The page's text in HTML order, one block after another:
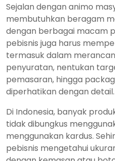
Sejalan dengan animo
membutuhkan beragam
dengan berbagai macam
pebisnis juga harus
termasuk dalam
penyuratan, nentukan
pemasaran, hingga
diperhatikan dengan detail.
Di Indonesia, banyak
tidak dibungkus
menggunakan kardus.
pebisnis mengetahui